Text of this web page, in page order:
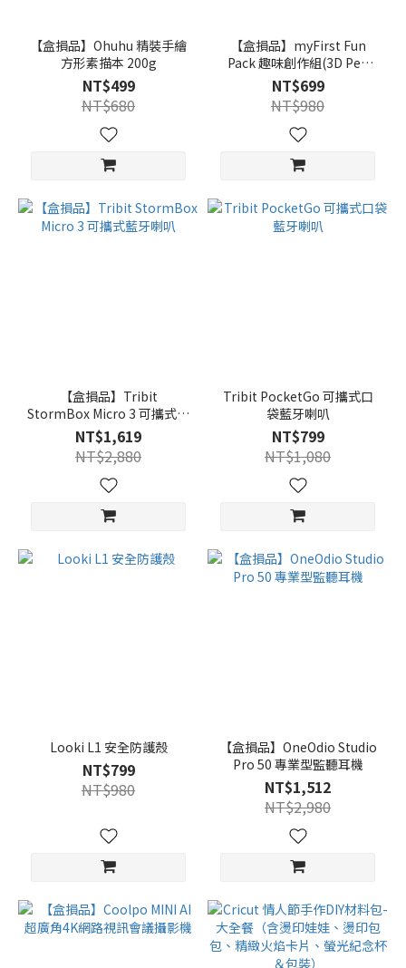
【盒損品】Ohuhu 精裝手繪
方形素描本 200g
NT$499
NT$680
【盒損品】myFirst Fun
Pack 趣味創作組(3D Pen
Make 專用)
NT$699
NT$980
【盒損品】Tribit
StormBox Micro 3 可攜式藍
牙喇叭
NT$1,619
NT$2,880
Tribit PocketGo 可攜式口
袋藍牙喇叭
NT$799
NT$1,080
Looki L1 安全防護殼
NT$799
NT$980
【盒損品】OneOdio Studio
Pro 50 專業型監聽耳機
NT$1,512
NT$2,980